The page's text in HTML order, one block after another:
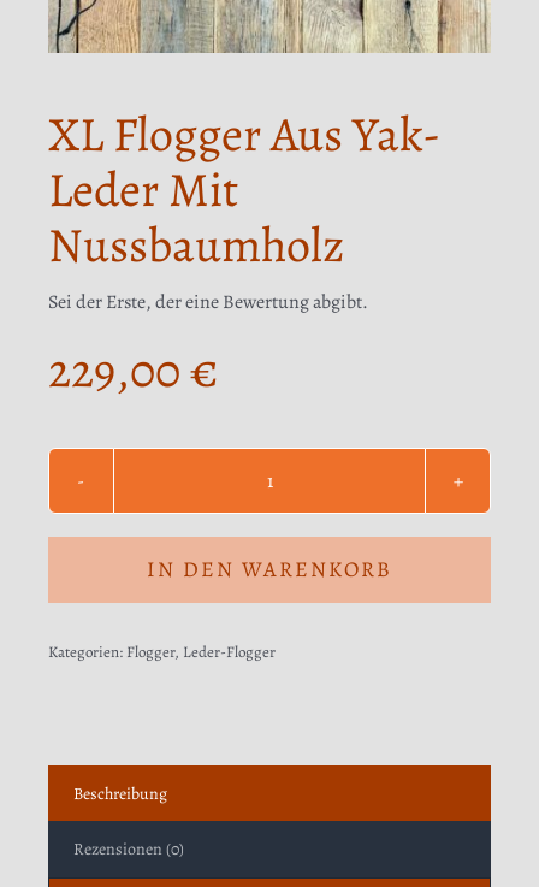
XL Flogger Aus Yak-
Leder Mit
Nussbaumholz
Sei der Erste, der eine Bewertung abgibt.
229,00€
XL
aus
Yak-
mit
IN DEN WARENKORB
Kategorien: Flogger, Leder-Flogger
Beschreibung
Rezensionen (0)